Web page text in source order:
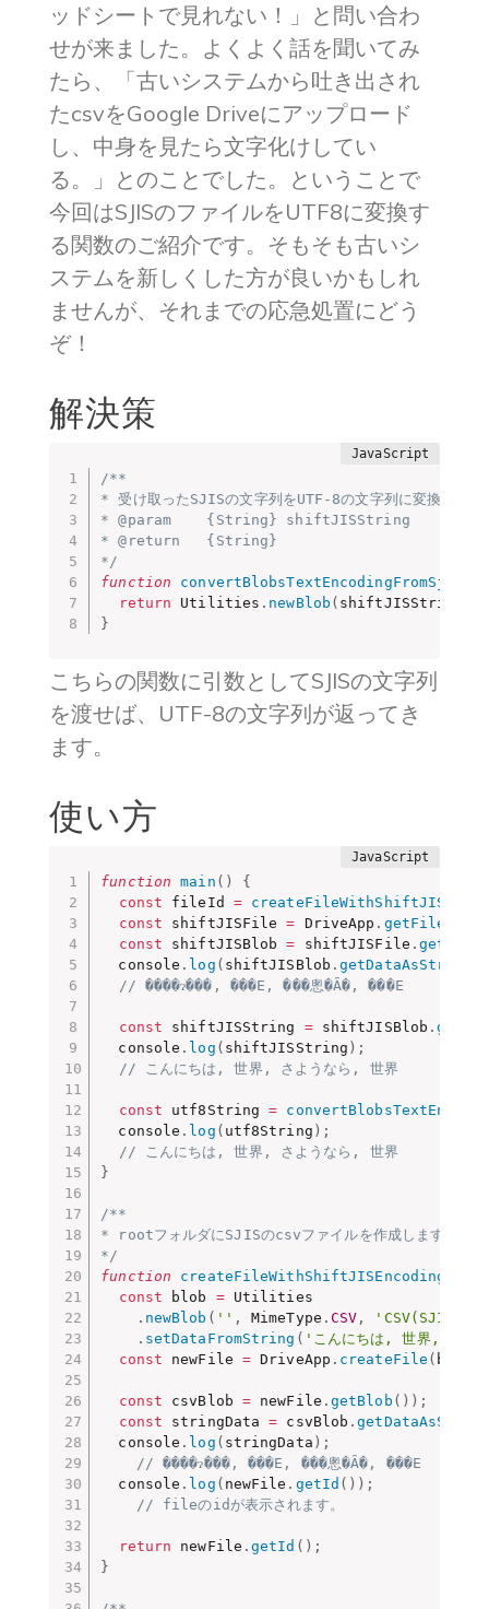
ッドシートで見れない！」と問い合わ
せが来ました。よくよく話を聞いてみ
たら、「古いシステムから吐き出され
たcsvをGoogle Driveにアップロード
し、中身を見たら文字化けしてい
る。」とのことでした。ということで
今回はSJISのファイルをUTF8に変換す
る関数のご紹介です。そもそも古いシ
ステムを新しくした方が良いかもしれ
ませんが、それまでの応急処置にどう
ぞ！
解決策
/**
* 受け取ったSJISの文字列をUTF-8の文字列に変換します
* @param    {String} shiftJISString    SJISの
* @return   {String}                   UTF-8の
*/
function
return Utilities . newBlob ( shiftJISString
}
こちらの関数に引数としてSJISの文字列
を渡せば、UTF-8の文字列が返ってき
ます。
使い方
function main ( )
{
const fileId =
const shiftJISFile = DriveApp . getFileById
const shiftJISBlob = shiftJISFile . getBlob
  console
. log ( shiftJISBlob .getDataAsString
// ����ɂ���, ���E, ���悤�Ȃ�, ���E
const shiftJISString = shiftJISBlob .
  console
. log ( shiftJISString ) ;
// こんにちは, 世界, さようなら, 世界
const utf8String =
  console
. log ( utf8String ) ;
// こんにちは, 世界, さようなら, 世界
}
/**
* rootフォルダにSJISのcsvファイルを作成します。
*/
function
createFileWithShiftJISEncoding
const blob = Utilities
. newBlob ( '' , MimeType . CSV , 'CSV(SJIS)'
. setDataFromString ( 'こんにちは, 世界, さよ
const newFile = DriveApp . createFile ( blob
const csvBlob = newFile . getBlob ( ) ) ;
const stringData = csvBlob .getDataAsString
  console
. log ( stringData ) ;
// ����ɂ���, ���E, ���悤�Ȃ�, ���E
  console
. log ( newFile . getId ( ) ) ;
// fileのidが表示されます。
return newFile .getId ( ) ;
}